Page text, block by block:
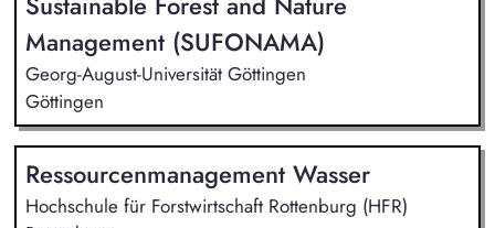
Management (SUFONAMA)
Georg-August-Universität Göttingen
Göttingen
Ressourcenmanagement Wasser
Hochschule für Forstwirtschaft Rottenburg (HFR)